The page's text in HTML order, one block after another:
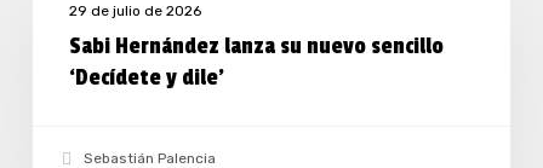
29 de julio de 2026
Sabi Hernández lanza su nuevo sencillo
‘Decídete y dile’
Sebastián Palencia